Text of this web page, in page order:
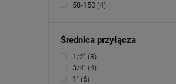
58-150 (4)
Średnica przyłącza
1/2" (8)
3/4" (4)
1" (6)